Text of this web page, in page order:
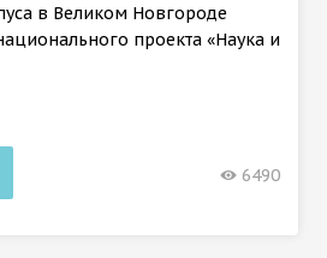
в Великом Новгороде
проекта «Наука и
6490